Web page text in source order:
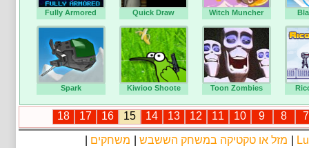
Witch Muncher
Quick Draw
Fully Armored
Toon Zombies
Kiwioo Shoote
Spark
7
8
9
10
11
12
13
14
15
16
17
18
מזל או טקטיקה במשחק הששבש משחקים